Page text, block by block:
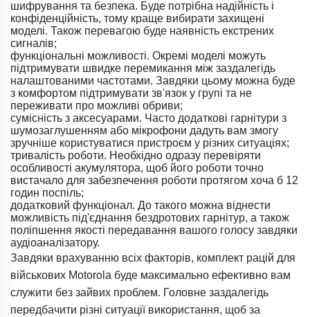
шифрування та безпека. Буде потрібна надійність і
конфіденційність, тому краще вибирати захищені
моделі. Також перевагою буде наявність екстрених
сигналів;
функціональні можливості. Окремі моделі можуть
підтримувати швидке перемикання між заздалегідь
налаштованими частотами. Завдяки цьому можна буде
з комфортом підтримувати зв'язок у групі та не
переживати про можливі обриви;
сумісність з аксесуарами. Часто додаткові гарнітури з
шумозаглушенням або мікрофони дадуть вам змогу
зручніше користуватися пристроєм у різних ситуаціях;
тривалість роботи. Необхідно одразу перевіряти
особливості акумулятора, щоб його роботи точно
вистачало для забезпечення роботи протягом хоча б 12
годин поспіль;
додатковий функціонал. До такого можна віднести
можливість під'єднання бездротових гарнітур, а також
поліпшення якості передавання вашого голосу завдяки
аудіоаналізатору.
Завдяки врахуванню всіх факторів, комплект рацій для
військових Motorola буде максимально ефективно вам
служити без зайвих проблем. Головне заздалегідь
передбачити різні ситуації використання, щоб за